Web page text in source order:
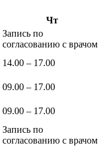
Чт
Запись по
согласованию с врачом
14.00 – 17.00
09.00 – 17.00
09.00 – 17.00
Запись по
согласованию с врачом